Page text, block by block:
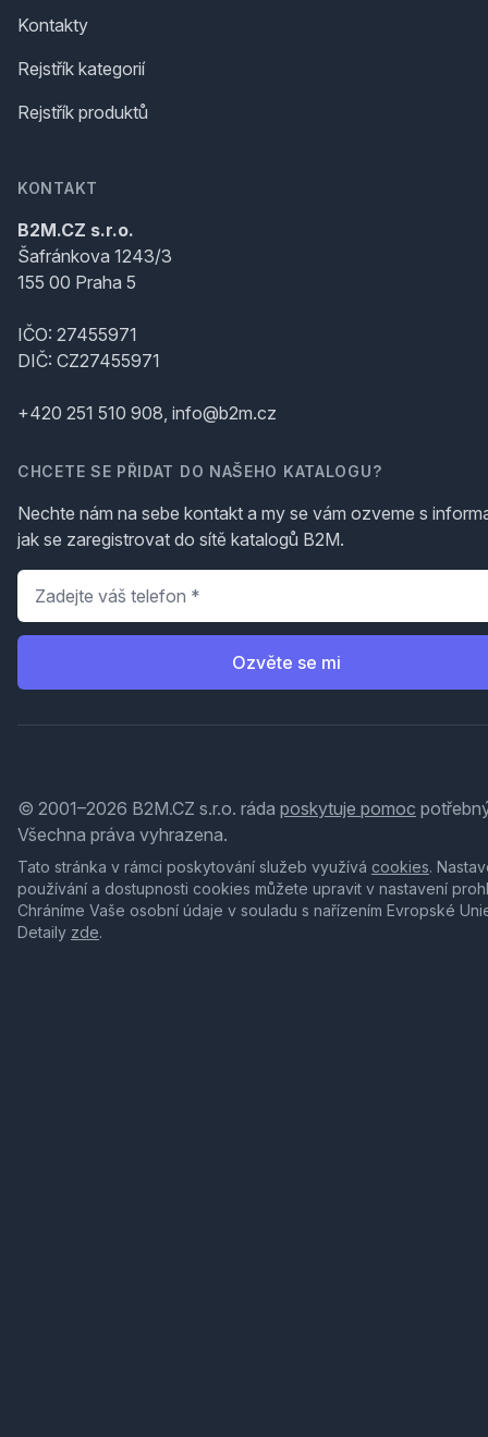
Kontakty
Rejstřík kategorií
Rejstřík produktů
KONTAKT
B2M.CZ s.r.o.
Šafránkova 1243/3
155 00 Praha 5
IČO: 27455971
DIČ: CZ27455971
+420 251 510 908, info@b2m.cz
CHCETE SE PŘIDAT DO NAŠEHO KATALOGU?
Nechte nám na sebe kontakt a my se vám ozveme s
jak se zaregistrovat do sítě katalogů B2M.
Telefon
Ozvěte se mi
© 2001–2026 B2M.CZ s.r.o. ráda poskytuje pomoc
Všechna práva vyhrazena.
Tato stránka v rámci poskytování služeb využívá cookies.
používání a dostupnosti cookies můžete upravit v nastavení
Chráníme Vaše osobní údaje v souladu s nařízením Evropské
Detaily zde.